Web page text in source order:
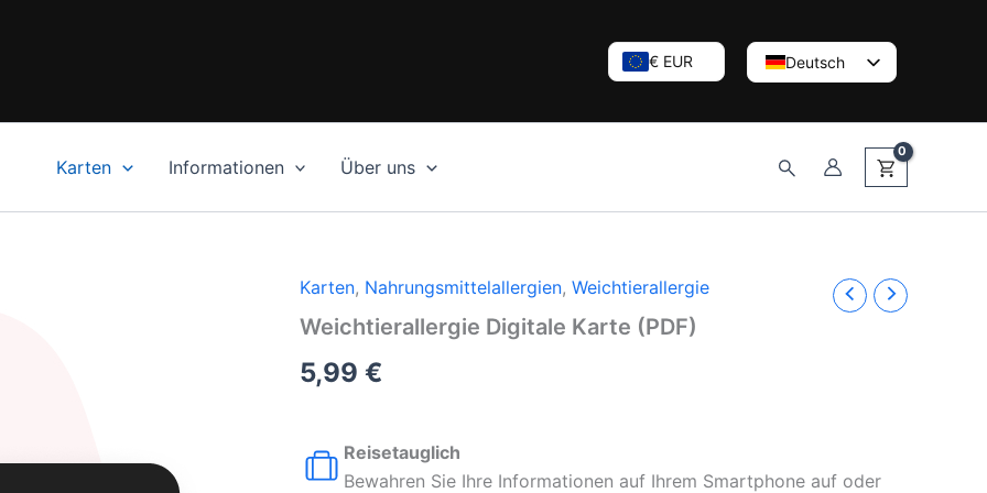
€ EUR
Deutsch
Karten Informationen Über uns Suchen
Karten, Nahrungsmittelallergien, Weichtierallergie
Weichtierallergie Digitale Karte (PDF)
5,99 €
Reisetauglich
Bewahren Sie Ihre Informationen auf Ihrem Smartphone auf oder